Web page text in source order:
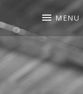
MENU